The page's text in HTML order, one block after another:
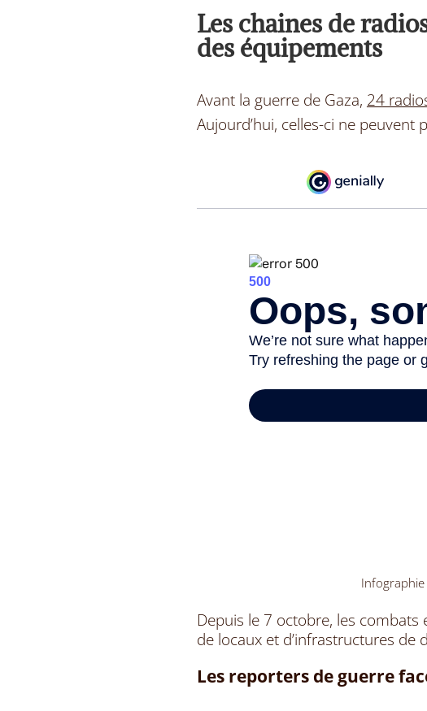
Les chaines de
des équipements
Avant la guerre de Gaza, 24
Aujourd’hui, celles-ci ne peuvent
Depuis le 7 octobre, les
de locaux et d’infrastructures de
Les reporters de guerre